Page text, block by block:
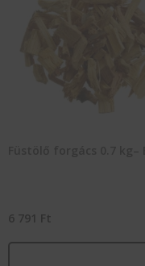
6 791 Ft